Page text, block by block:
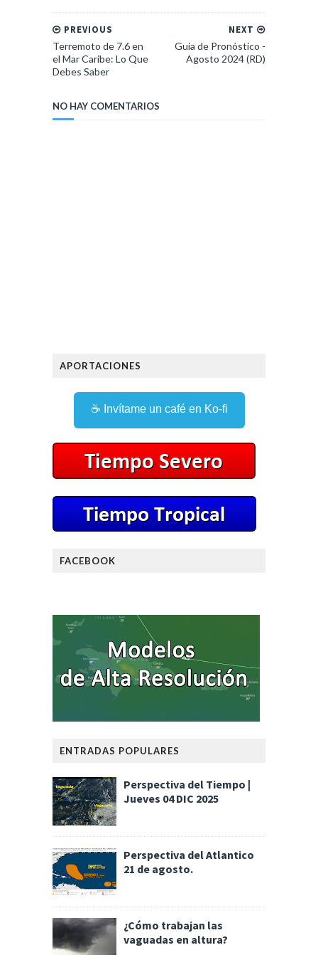
NEXT
Guia de Pronóstico -
Agosto 2024 (RD)
PREVIOUS
Terremoto de 7.6 en
el Mar Caribe: Lo Que
Debes Saber
NO HAY COMENTARIOS
APORTACIONES
☕ Invítame un café en Ko-fi
FACEBOOK
ENTRADAS POPULARES
Perspectiva del Tiempo |
Jueves 04 DIC 2025
Perspectiva del Atlantico
21 de agosto.
¿Cómo trabajan las
vaguadas en altura?